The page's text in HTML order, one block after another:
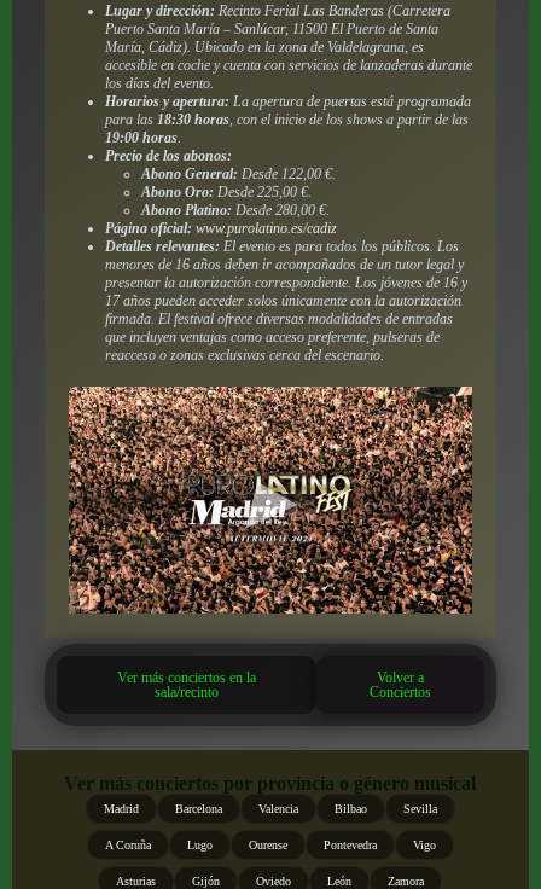
Lugar y dirección: Recinto Ferial Las Banderas (Carretera
Puerto Santa María – Sanlúcar, 11500 El Puerto de Santa
María, Cádiz). Ubicado en la zona de Valdelagrana, es
accesible en coche y cuenta con servicios de lanzaderas durante
los días del evento.
Horarios y apertura: La apertura de puertas está programada
para las 18:30 horas, con el inicio de los shows a partir de las
19:00 horas.
Precio de los abonos:
Abono General: Desde 122,00 €.
Abono Oro: Desde 225,00 €.
Abono Platino: Desde 280,00 €.
Página oficial: www.purolatino.es/cadiz
Detalles relevantes: El evento es para todos los públicos. Los
menores de 16 años deben ir acompañados de un tutor legal y
presentar la autorización correspondiente. Los jóvenes de 16 y
17 años pueden acceder solos únicamente con la autorización
firmada. El festival ofrece diversas modalidades de entradas
que incluyen ventajas como acceso preferente, pulseras de
reacceso o zonas exclusivas cerca del escenario.
Ver más conciertos en la
sala/recinto
Volver a
Conciertos
Ver más conciertos por provincia o género musical
Madrid Barcelona Valencia Bilbao Sevilla
A Coruña Lugo Ourense Pontevedra Vigo
Asturias Gijón Oviedo León Zamora